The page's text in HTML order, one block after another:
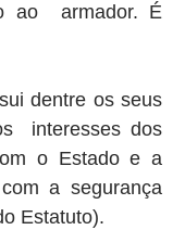
ao  armador. É
dentre os seus
interesses dos
o Estado e a
a segurança
Estatuto).